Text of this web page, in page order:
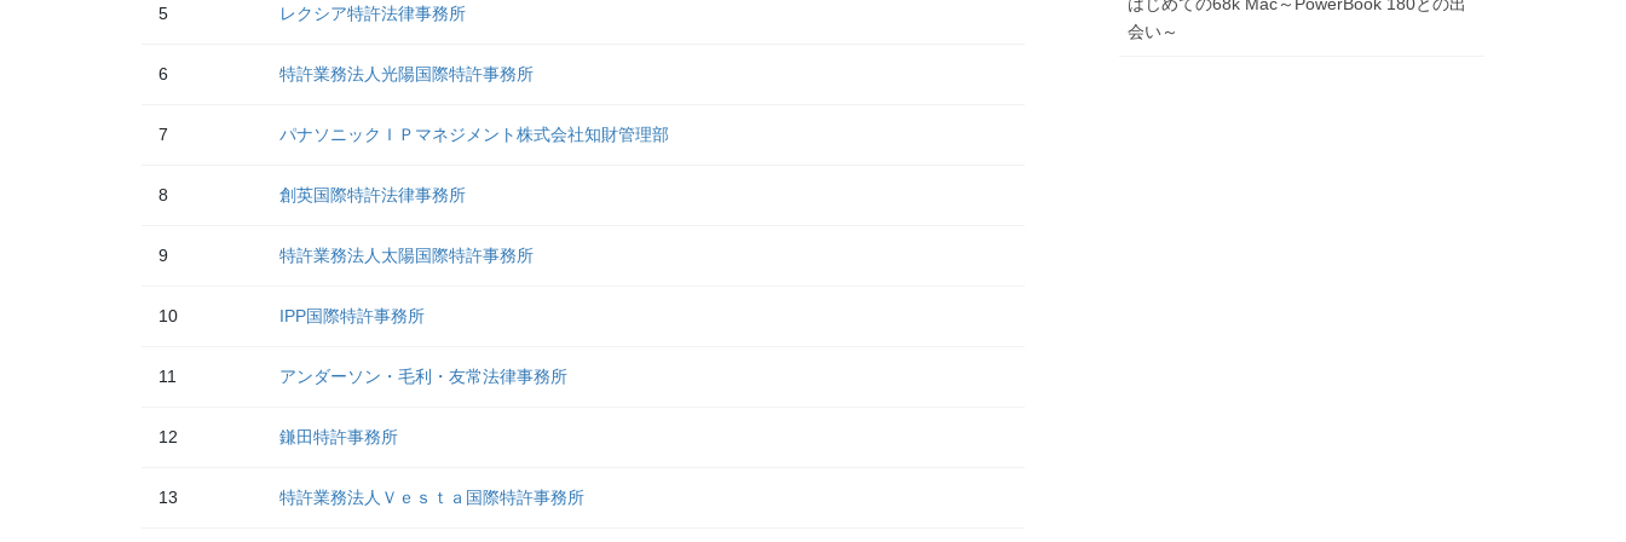
5 レクシア特許法律事務所
6 特許業務法人光陽国際特許事務所
7 パナソニックＩＰマネジメント株式会社知財管理部
8 創英国際特許法律事務所
9 特許業務法人太陽国際特許事務所
10 IPP国際特許事務所
11 アンダーソン・毛利・友常法律事務所
12 鎌田特許事務所
13 特許業務法人Ｖｅｓｔａ国際特許事務所
会い～